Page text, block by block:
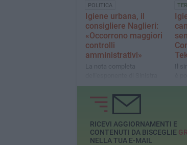
POLITICA
Igiene urbana, il
consigliere Naglieri:
«Occorrono maggiori
controlli
amministrativi»
La nota completa
Italiana
Il
RICEVI AGGIORNAMENTI E
CONTENUTI DA BISCEGLIE
NELLA TUA E-MAIL